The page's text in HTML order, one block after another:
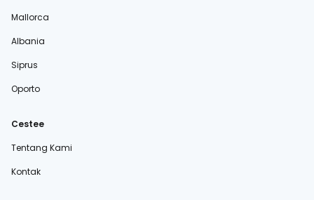
Mallorca
Albania
Siprus
Oporto
Cestee
Tentang Kami
Kontak